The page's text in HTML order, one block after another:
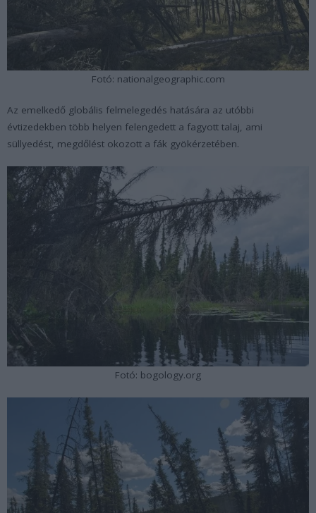
Fotó: nationalgeographic.com
Az emelkedő globális felmelegedés hatására az utóbbi
évtizedekben több helyen felengedett a fagyott talaj, ami
süllyedést, megdőlést okozott a fák gyökérzetében.
Fotó: bogology.org